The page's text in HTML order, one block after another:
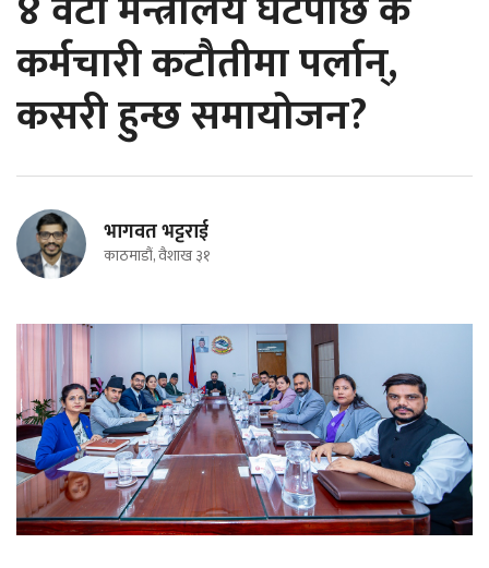
कर्मचारी कटौतीमा पर्लान्,
कसरी हुन्छ समायोजन?
भागवत भट्टराई
काठमाडौं, वैशाख ३१